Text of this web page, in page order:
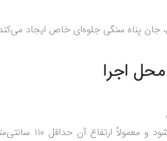
جان پناه سنگی جلوه‌ای خاص ایجاد
اجرا
این مدل باید طبق ضوابط